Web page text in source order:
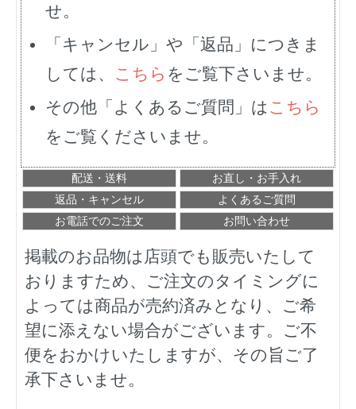
せ。
「キャンセル」や「返品」につきま
しては、 こちら をご覧下さいませ。
その他「よくあるご質問」は こちら
をご覧くださいませ。
配送・送料
お直し・お手入れ
返品・キャンセル
よくあるご質問
お電話でのご注文
お問い合わせ
掲載のお品物は店頭でも販売いたして
おりますため、ご注文のタイミングに
よっては商品が売約済みとなり、ご希
望に添えない場合がございます。ご不
便をおかけいたしますが、その旨ご了
承下さいませ。